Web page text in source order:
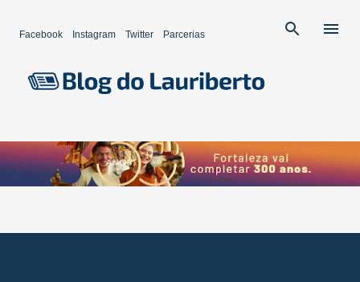
Facebook Instagram Twitter Parcerias